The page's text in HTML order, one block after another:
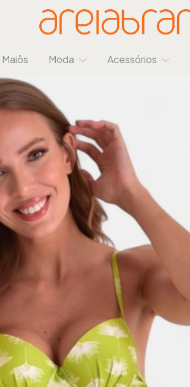
Maiôs Moda Acessórios